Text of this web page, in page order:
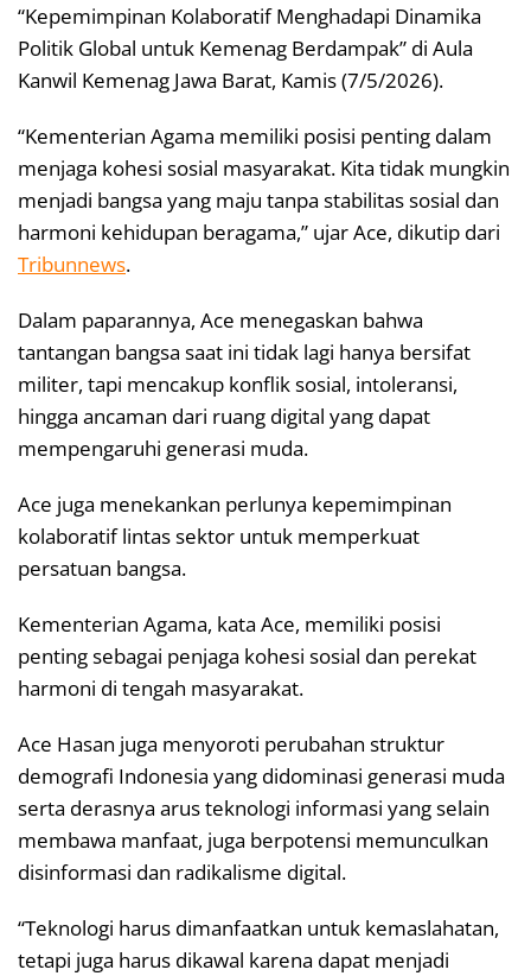
“Kepemimpinan Kolaboratif Menghadapi Dinamika
Politik Global untuk Kemenag Berdampak” di Aula
Kanwil Kemenag Jawa Barat, Kamis (7/5/2026).
“Kementerian Agama memiliki posisi penting dalam
menjaga kohesi sosial masyarakat. Kita tidak mungkin
menjadi bangsa yang maju tanpa stabilitas sosial dan
harmoni kehidupan beragama,” ujar Ace, dikutip dari
Tribunnews.
Dalam paparannya, Ace menegaskan bahwa
tantangan bangsa saat ini tidak lagi hanya bersifat
militer, tapi mencakup konflik sosial, intoleransi,
hingga ancaman dari ruang digital yang dapat
mempengaruhi generasi muda.
Ace juga menekankan perlunya kepemimpinan
kolaboratif lintas sektor untuk memperkuat
persatuan bangsa.
Kementerian Agama, kata Ace, memiliki posisi
penting sebagai penjaga kohesi sosial dan perekat
harmoni di tengah masyarakat.
Ace Hasan juga menyoroti perubahan struktur
demografi Indonesia yang didominasi generasi muda
serta derasnya arus teknologi informasi yang selain
membawa manfaat, juga berpotensi memunculkan
disinformasi dan radikalisme digital.
“Teknologi harus dimanfaatkan untuk kemaslahatan,
tetapi juga harus dikawal karena dapat menjadi